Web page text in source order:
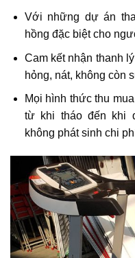
Với những dự án
hồng đặc biệt cho
Cam kết nhận thanh
hỏng, nát, không còn
Mọi hình thức thu
từ khi tháo đến khi
không phát sinh chi